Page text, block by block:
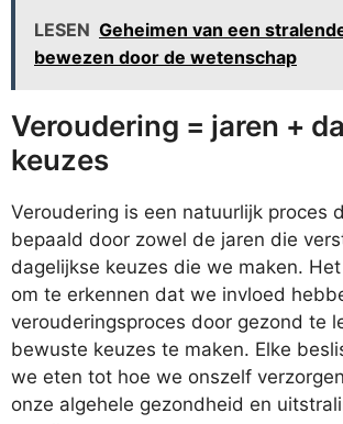
LESEN Geheimen van een
bewezen door de wetenschap
Veroudering = jaren +
keuzes
Veroudering is een natuurlijk proces
bepaald door zowel de jaren die
dagelijkse keuzes die we maken.
om te erkennen dat we invloed
verouderingsproces door gezond te
bewuste keuzes te maken. Elke
we eten tot hoe we onszelf
onze algehele gezondheid en